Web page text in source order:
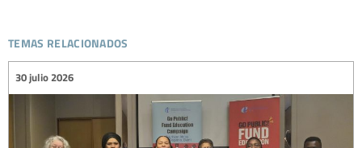
temas relacionados
30 julio 2026